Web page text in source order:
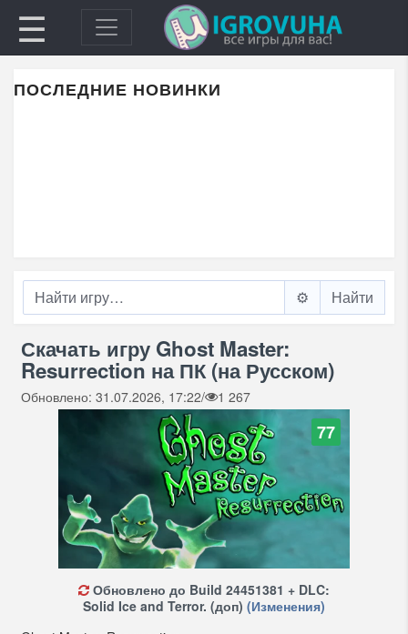
☰
ПОСЛЕДНИЕ НОВИНКИ
⚙️
Скачать игру Ghost Master:
Resurrection на ПК (на Русском)
Обновлено: 31.07.2026, 17:22/ 1 267
77
Обновлено до Build 24451381 + DLC:
Solid Ice and Terror. (доп) (Изменения)